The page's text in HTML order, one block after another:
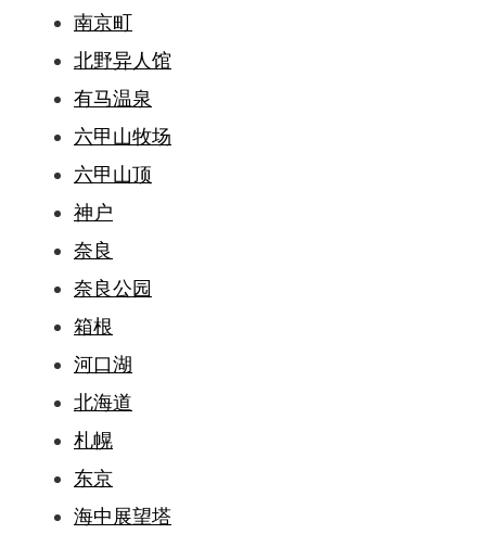
南京町
北野异人馆
有马温泉
六甲山牧场
六甲山顶
神户
奈良
奈良公园
箱根
河口湖
北海道
札幌
东京
海中展望塔